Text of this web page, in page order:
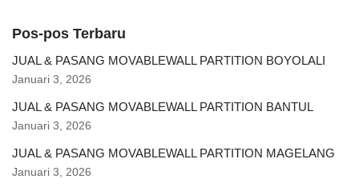
Pos-pos Terbaru
JUAL & PASANG MOVABLEWALL PARTITION BOYOLALI
Januari 3, 2026
JUAL & PASANG MOVABLEWALL PARTITION BANTUL
Januari 3, 2026
JUAL & PASANG MOVABLEWALL PARTITION MAGELANG
Januari 3, 2026